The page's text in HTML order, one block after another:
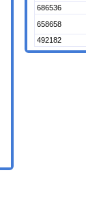
686536
658658
492182